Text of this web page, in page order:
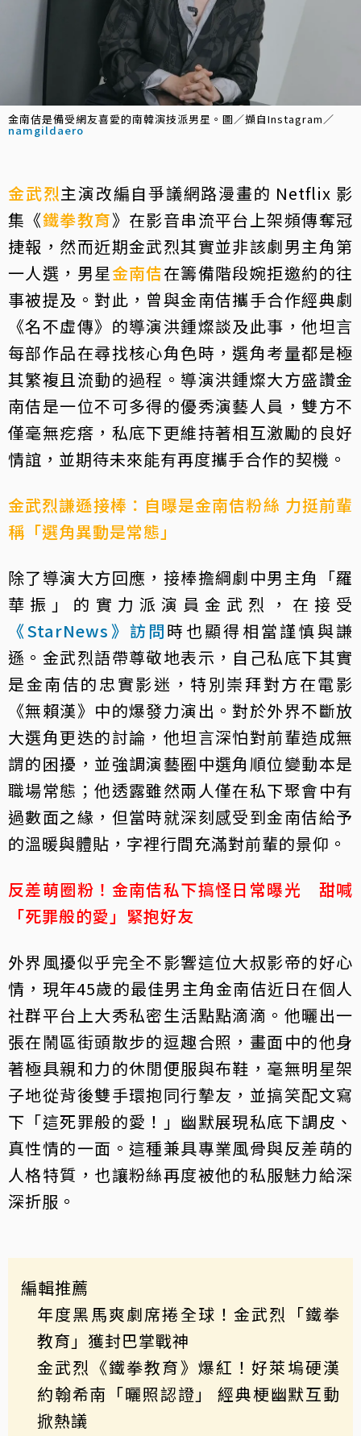
金南佶是備受網友喜愛的南韓演技派男星。圖／擷自Instagram／
namgildaero
金武烈主演改編自爭議網路漫畫的 Netflix 影
集《鐵拳教育》在影音串流平台上架頻傳奪冠
捷報，然而近期金武烈其實並非該劇男主角第
一人選，男星金南佶在籌備階段婉拒邀約的往
事被提及。對此，曾與金南佶攜手合作經典劇
《名不虛傳》的導演洪鍾燦談及此事，他坦言
每部作品在尋找核心角色時，選角考量都是極
其繁複且流動的過程。導演洪鍾燦大方盛讚金
南佶是一位不可多得的優秀演藝人員，雙方不
僅毫無疙瘩，私底下更維持著相互激勵的良好
情誼，並期待未來能有再度攜手合作的契機。
金武烈謙遜接棒：自曝是金南佶粉絲 力挺前輩
稱「選角異動是常態」
除了導演大方回應，接棒擔綱劇中男主角「羅
華振」的實力派演員金武烈，在接受
《StarNews》訪問時也顯得相當謹慎與謙
遜。金武烈語帶尊敬地表示，自己私底下其實
是金南佶的忠實影迷，特別崇拜對方在電影
《無賴漢》中的爆發力演出。對於外界不斷放
大選角更迭的討論，他坦言深怕對前輩造成無
謂的困擾，並強調演藝圈中選角順位變動本是
職場常態；他透露雖然兩人僅在私下聚會中有
過數面之緣，但當時就深刻感受到金南佶給予
的溫暖與體貼，字裡行間充滿對前輩的景仰。
反差萌圈粉！金南佶私下搞怪日常曝光 甜喊
「死罪般的愛」緊抱好友
外界風擾似乎完全不影響這位大叔影帝的好心
情，現年45歲的最佳男主角金南佶近日在個人
社群平台上大秀私密生活點點滴滴。他曬出一
張在鬧區街頭散步的逗趣合照，畫面中的他身
著極具親和力的休閒便服與布鞋，毫無明星架
子地從背後雙手環抱同行摯友，並搞笑配文寫
下「這死罪般的愛！」幽默展現私底下調皮、
真性情的一面。這種兼具專業風骨與反差萌的
人格特質，也讓粉絲再度被他的私服魅力給深
深折服。
編輯推薦
年度黑馬爽劇席捲全球！金武烈「鐵拳
教育」獲封巴掌戰神
金武烈《鐵拳教育》爆紅！好萊塢硬漢
約翰希南「曬照認證」 經典梗幽默互動
掀熱議